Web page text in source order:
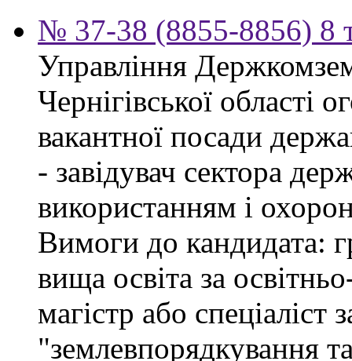
№ 37-38 (8855-8856) 8
Управління
Чернігівської області
вакантної посади
- завідувач сектора
використанням і
Вимоги до кандидата:
вища освіта за
магістр або спеціаліст
"землевпорядкування